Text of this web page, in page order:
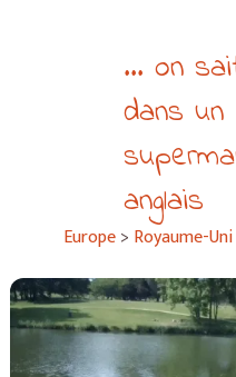
... on
dans un
anglais
Europe> Royaume-Uni